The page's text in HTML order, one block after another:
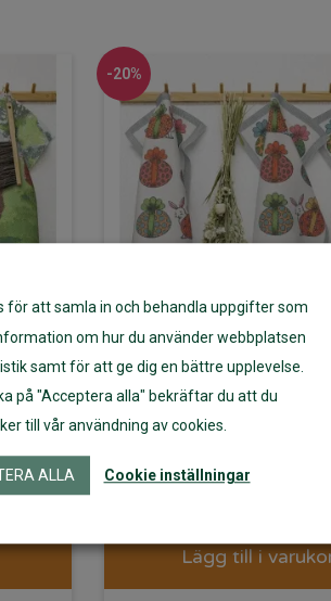
-20%
Handduk
35X50
195kr
Lägg till i
för att samla in och behandla uppgifter som
om hur du använder webbplatsen
samt för att ge dig en bättre upplevelse.
på "Acceptera alla" bekräftar du att du
till vår användning av cookies.
ALLA Cookie inställningar